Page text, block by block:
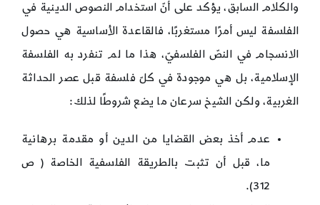
والكلام السابق، يؤكد على أنّ استخدام النصوص الدينية في
الفلسفة ليس أمرًا مستغربًا، فالقاعدة الأساسية هي حصول
الانسجام في النصّ الفلسفيّ، هذا ما لم تنفرد به الفلسفة
الإسلامية، بل هي موجودة في كلّ فلسفة قبل عصر الحداثة
الغربية، ولكن الشيخ سرعان ما يضع شروطًا لذلك:
عدم أخذ بعض القضايا من الدين أو مقدمة برهانية
ما، قبل أن تثبت بالطريقة الفلسفية الخاصة ( ص
312).